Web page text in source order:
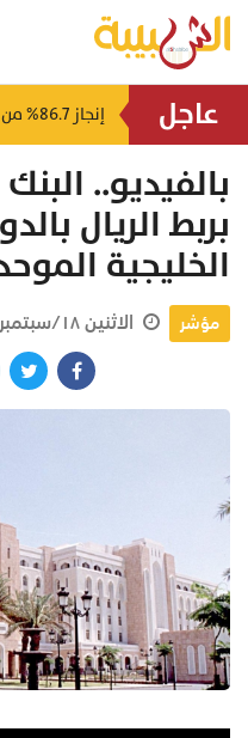
عاجل
بالفيديو..
بربط الريال
الخليجية
مؤشر الاثنين ١٨/سبتمبر/٢٠١٧ ٢٢:٤٨ م